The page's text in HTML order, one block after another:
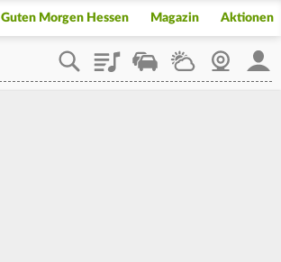
Guten Morgen Hessen Magazin Aktionen
PlaylistStaupilotWetterWebcam